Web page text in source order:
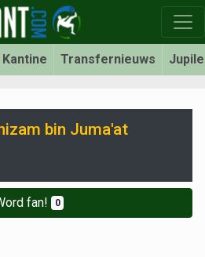
Kantine Transfernieuws
bin Juma'at
fan! 0